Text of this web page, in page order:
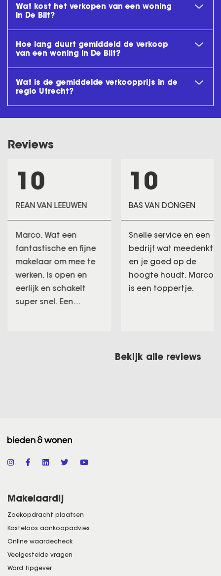
Wat kost het verkopen van een woning
in De Bilt?
Hoe lang duurt gemiddeld de verkoop
van een woning in De Bilt?
Wat is de gemiddelde verkoopprijs in de
regio Utrecht?
Reviews
10
REAN VAN LEEUWEN
Marco. Wat een
fantastische en fijne
makelaar om mee te
werken. Is open en
eerlijk en schakelt
super snel. Een
10
BAS VAN DONGEN
Snelle service en een
bedrijf wat meedenkt
en je goed op de
hoogte houdt. Marco
is een toppertje.
Bekijk alle reviews
Makelaardij
Zoekopdracht plaatsen
Kosteloos aankoopadvies
Online waardecheck
Veelgestelde vragen
Word tipgever